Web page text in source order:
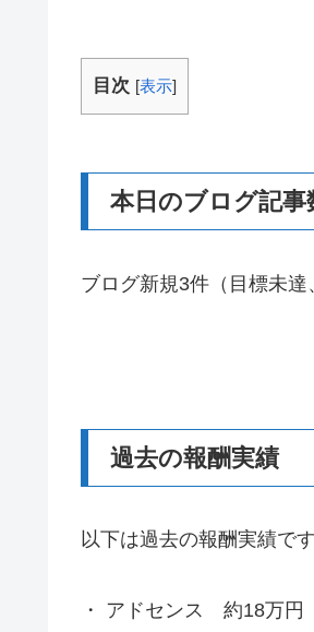
目次 [表示]
本日のブログ記事
ブログ新規3件（目標未達
過去の報酬実績
以下は過去の報酬実績で
・ アドセンス 約18万円